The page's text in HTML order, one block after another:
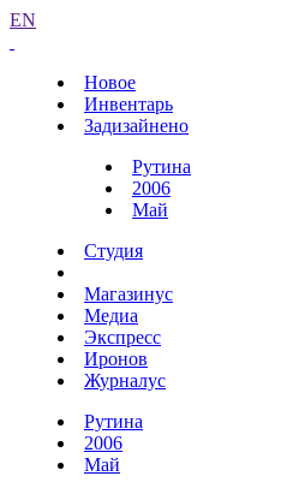
EN
Новое
Инвентарь
Задизайнено
Рутина
2006
Май
Студия
Магазинус
Медиа
Экспресс
Иронов
Журналус
Рутина
2006
Май